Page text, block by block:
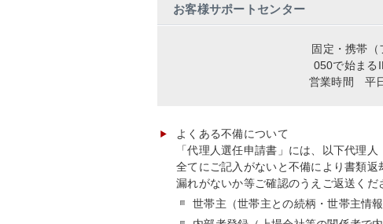
お客様サポートセンター
固定・携帯
050で始まる
営業時間 平
よくある不備について
「代理人選任申請書」には、以下代理
全てにご記入がないと不備により書類
漏れがないか等ご確認のうえご返送くだ
世帯主（世帯主との続柄・世帯主情報